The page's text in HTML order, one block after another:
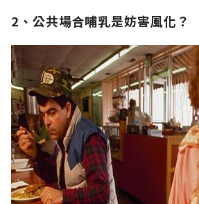
2、公共場合哺乳是妨害風化？